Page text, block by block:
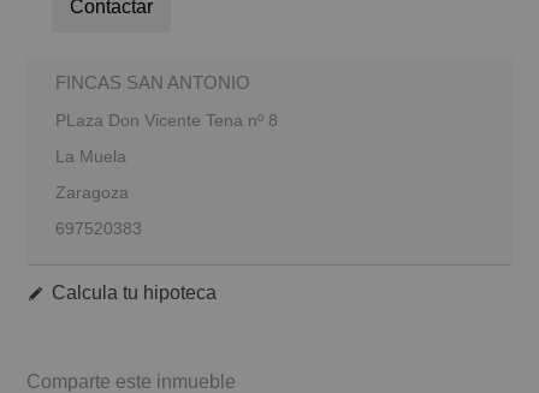
Contactar
FINCAS SAN ANTONIO
PLaza Don Vicente Tena nº 8
La Muela
Zaragoza
697520383
Calcula tu hipoteca
Comparte este inmueble